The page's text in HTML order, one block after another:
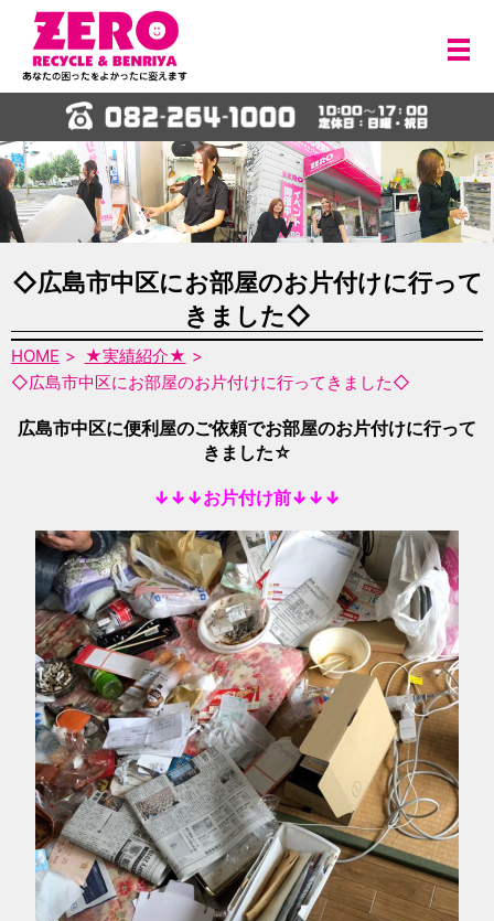
メ
◇広島市中区にお部屋のお片付けに行って
きました◇
HOME
★実績紹介★
◇広島市中区にお部屋のお片付けに行ってきました◇
広島市中区に便利屋のご依頼でお部屋のお片付けに行って
きました☆
↓↓↓お片付け前↓↓↓